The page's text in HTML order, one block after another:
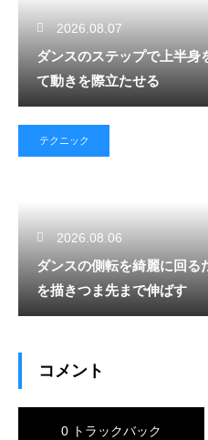
2026.08.07
ダンスのステップで上半身
て動きを際立たせる
テクニック
2026.08.06
ダンスの側転を綺麗に回る
を描きつま先まで伸ばす
コメント
0 トラックバック